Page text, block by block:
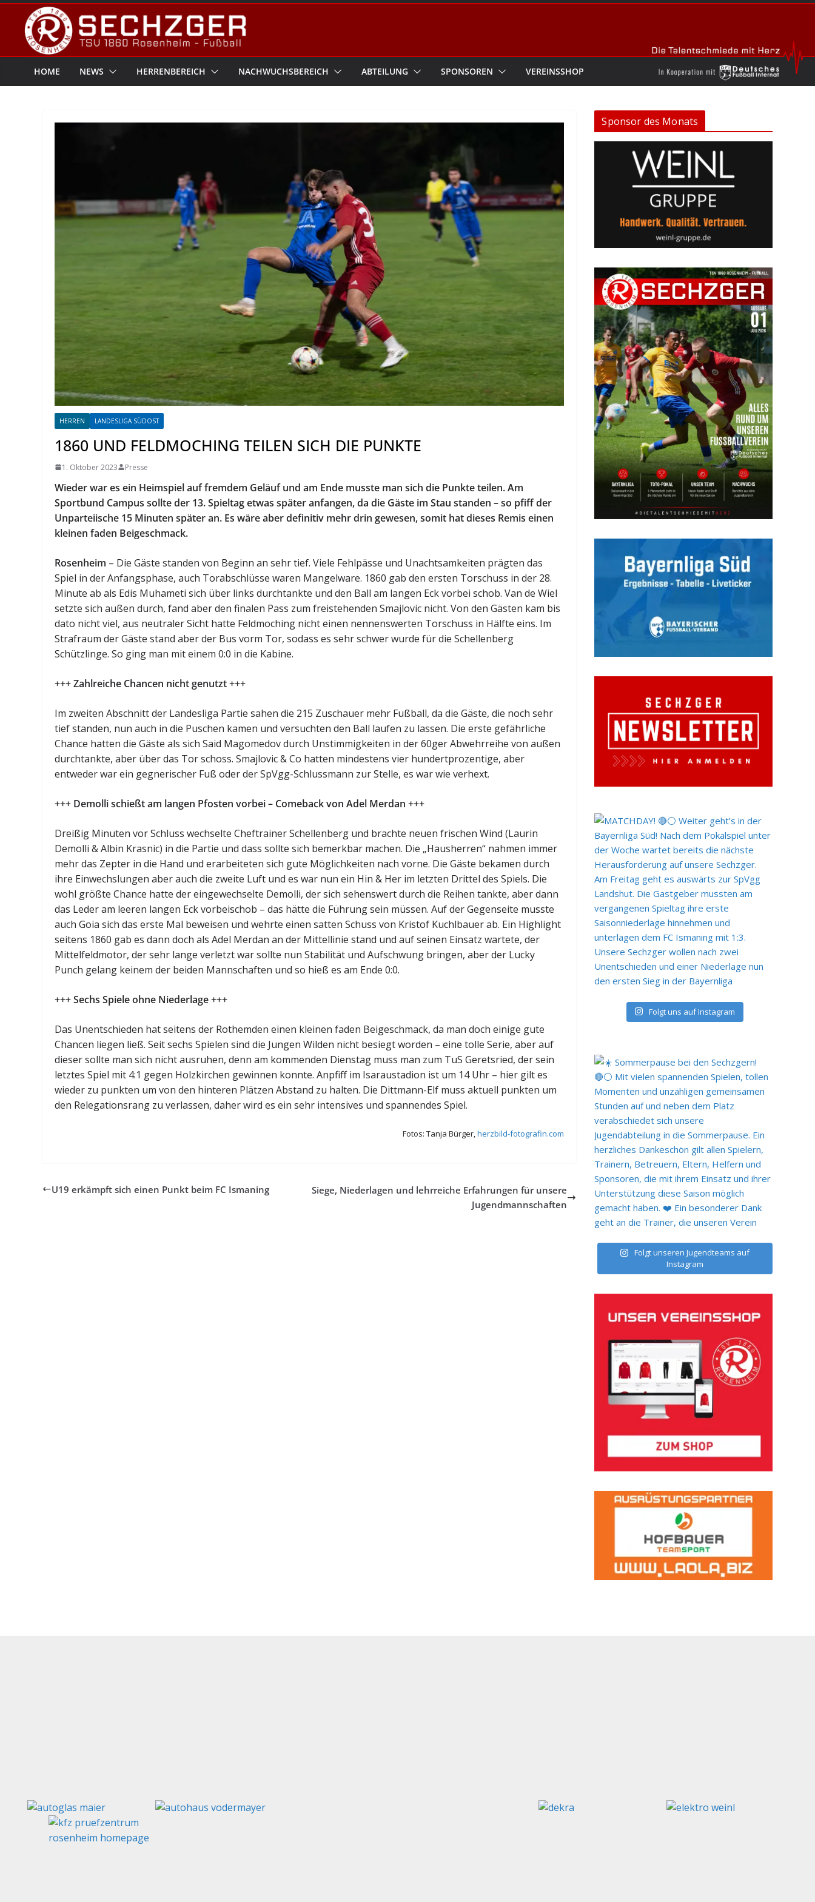
Zum
Inhalt
springen
HOME NEWS HERRENBEREICH NACHWUCHSBEREICH ABTEILUNG SPONSOREN VEREINSSHOP
HERREN LANDESLIGA SÜDOST
1860 UND FELDMOCHING TEILEN SICH DIE PUNKTE
1. Oktober 2023 Presse
Wieder war es ein Heimspiel auf fremdem Geläuf und am Ende musste man sich die Punkte teilen. Am
Sportbund Campus sollte der 13. Spieltag etwas später anfangen, da die Gäste im Stau standen – so pfiff der
Unparteiische 15 Minuten später an. Es wäre aber definitiv mehr drin gewesen, somit hat dieses Remis einen
kleinen faden Beigeschmack.
Rosenheim – Die Gäste standen von Beginn an sehr tief. Viele Fehlpässe und Unachtsamkeiten prägten das
Spiel in der Anfangsphase, auch Torabschlüsse waren Mangelware. 1860 gab den ersten Torschuss in der 28.
Minute ab als Edis Muhameti sich über links durchtankte und den Ball am langen Eck vorbei schob. Van de Wiel
setzte sich außen durch, fand aber den finalen Pass zum freistehenden Smajlovic nicht. Von den Gästen kam bis
dato nicht viel, aus neutraler Sicht hatte Feldmoching nicht einen nennenswerten Torschuss in Hälfte eins. Im
Strafraum der Gäste stand aber der Bus vorm Tor, sodass es sehr schwer wurde für die Schellenberg
Schützlinge. So ging man mit einem 0:0 in die Kabine.
+++ Zahlreiche Chancen nicht genutzt +++
Im zweiten Abschnitt der Landesliga Partie sahen die 215 Zuschauer mehr Fußball, da die Gäste, die noch sehr
tief standen, nun auch in die Puschen kamen und versuchten den Ball laufen zu lassen. Die erste gefährliche
Chance hatten die Gäste als sich Said Magomedov durch Unstimmigkeiten in der 60ger Abwehrreihe von außen
durchtankte, aber über das Tor schoss. Smajlovic & Co hatten mindestens vier hundertprozentige, aber
entweder war ein gegnerischer Fuß oder der SpVgg-Schlussmann zur Stelle, es war wie verhext.
+++ Demolli schießt am langen Pfosten vorbei – Comeback von Adel Merdan +++
Dreißig Minuten vor Schluss wechselte Cheftrainer Schellenberg und brachte neuen frischen Wind (Laurin
Demolli & Albin Krasnic) in die Partie und dass sollte sich bemerkbar machen. Die „Hausherren“ nahmen immer
mehr das Zepter in die Hand und erarbeiteten sich gute Möglichkeiten nach vorne. Die Gäste bekamen durch
ihre Einwechslungen aber auch die zweite Luft und es war nun ein Hin & Her im letzten Drittel des Spiels. Die
wohl größte Chance hatte der eingewechselte Demolli, der sich sehenswert durch die Reihen tankte, aber dann
das Leder am leeren langen Eck vorbeischob – das hätte die Führung sein müssen. Auf der Gegenseite musste
auch Goia sich das erste Mal beweisen und wehrte einen satten Schuss von Kristof Kuchlbauer ab. Ein Highlight
seitens 1860 gab es dann doch als Adel Merdan an der Mittellinie stand und auf seinen Einsatz wartete, der
Mittelfeldmotor, der sehr lange verletzt war sollte nun Stabilität und Aufschwung bringen, aber der Lucky
Punch gelang keinem der beiden Mannschaften und so hieß es am Ende 0:0.
+++ Sechs Spiele ohne Niederlage +++
Das Unentschieden hat seitens der Rothemden einen kleinen faden Beigeschmack, da man doch einige gute
Chancen liegen ließ. Seit sechs Spielen sind die Jungen Wilden nicht besiegt worden – eine tolle Serie, aber auf
dieser sollte man sich nicht ausruhen, denn am kommenden Dienstag muss man zum TuS Geretsried, der sein
letztes Spiel mit 4:1 gegen Holzkirchen gewinnen konnte. Anpfiff im Isaraustadion ist um 14 Uhr – hier gilt es
wieder zu punkten um von den hinteren Plätzen Abstand zu halten. Die Dittmann-Elf muss aktuell punkten um
den Relegationsrang zu verlassen, daher wird es ein sehr intensives und spannendes Spiel.
Fotos: Tanja Bürger,herzbild-fotografin.com
U19 erkämpft sich einen Punkt beim FC Ismaning
Siege, Niederlagen und lehrreiche Erfahrungen für unsere
Jugendmannschaften
Sponsor des Monats
Folgt uns auf Instagram
Folgt unseren Jugendteams auf
Instagram